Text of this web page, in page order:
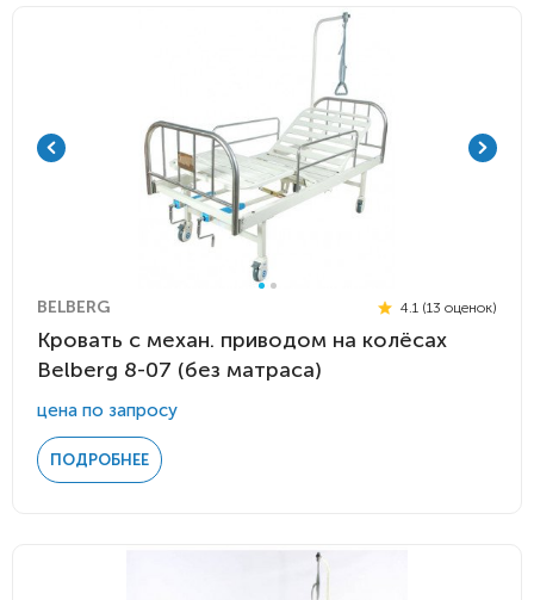
BELBERG 4.1 (13 оценок)
Кровать c механ. приводом на колёсах
Belberg 8-07 (без матраса)
цена по запросу
ПОДРОБНЕЕ